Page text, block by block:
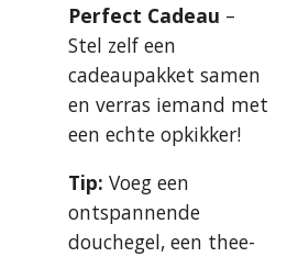
Perfect Cadeau –
Stel zelf een
cadeaupakket samen
en verras iemand met
een echte opkikker!
Tip: Voeg een
ontspannende
douchegel, een thee-